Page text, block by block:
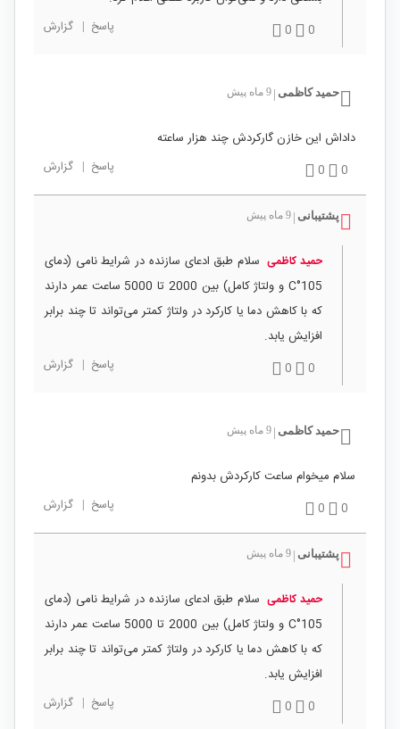
0
0 پاسخ | گزارش
حمید کاظمی 9 ماه پیش
داداش این خازن گارکردش چند هزار ساعته
0
0 پاسخ | گزارش
پشتیبانی 9 ماه پیش
حمید کاظمی سلام طبق ادعای سازنده در شرایط نامی (دمای
105°C و ولتاژ کامل) بین 2000 تا 5000 ساعت عمر دارند
که با کاهش دما یا کارکرد در ولتاژ کمتر می‌تواند تا چند برابر
افزایش یابد.
0
0 پاسخ | گزارش
حمید کاظمی 9 ماه پیش
سلام میخوام ساعت کارکردش بدونم
0
0 پاسخ | گزارش
پشتیبانی 9 ماه پیش
حمید کاظمی سلام طبق ادعای سازنده در شرایط نامی (دمای
105°C و ولتاژ کامل) بین 2000 تا 5000 ساعت عمر دارند
که با کاهش دما یا کارکرد در ولتاژ کمتر می‌تواند تا چند برابر
افزایش یابد.
0
0 پاسخ | گزارش